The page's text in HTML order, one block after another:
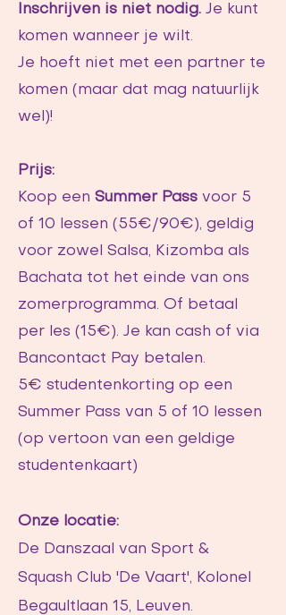
Inschrijven is niet nodig. Je kunt
komen wanneer je wilt.
Je hoeft niet met een partner te
komen (maar dat mag natuurlijk
wel)!
Prijs:
Koop een Summer Pass voor 5
of 10 lessen (55€/90€), geldig
voor zowel Salsa, Kizomba als
Bachata tot het einde van ons
zomerprogramma. Of betaal
per les (15€). Je kan cash of via
Bancontact Pay betalen.
5€ studentenkorting op een
Summer Pass van 5 of 10 lessen
(op vertoon van een geldige
studentenkaart)
Onze locatie:
De Danszaal van Sport &
Squash Club 'De Vaart', Kolonel
Begaultlaan 15, Leuven.